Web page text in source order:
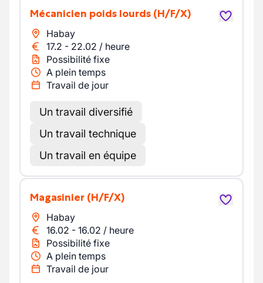
Mécanicien poids lourds (H/F/X)
Habay
17.2 - 22.02 / heure
Possibilité fixe
A plein temps
Travail de jour
Un travail diversifié
Un travail technique
Un travail en équipe
Magasinier (H/F/X)
Habay
16.02 - 16.02 / heure
Possibilité fixe
A plein temps
Travail de jour